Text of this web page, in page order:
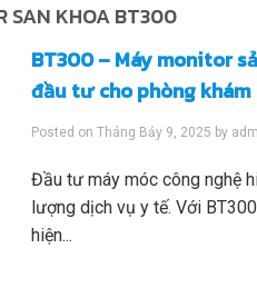
SAN KHOA BT300
BT300 – Máy monitor
đầu tư cho phòng khám
Posted onTháng Bảy 9, 2025 by
Đầu tư máy móc công nghệ
lượng dịch vụ y tế. Với
hiện...